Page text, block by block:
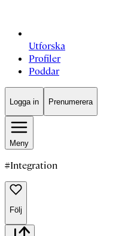
Utforska
Profiler
Poddar
Logga in Prenumerera
Meny
#Integration
Följ